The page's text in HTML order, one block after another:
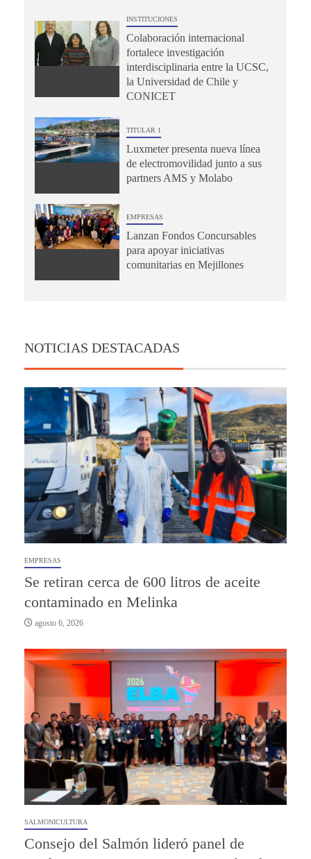
INSTITUCIONES
Colaboración internacional
fortalece investigación
interdisciplinaria entre la UCSC,
la Universidad de Chile y
CONICET
TITULAR 1
Luxmeter presenta nueva línea
de electromovilidad junto a sus
partners AMS y Molabo
EMPRESAS
Lanzan Fondos Concursables
para apoyar iniciativas
comunitarias en Mejillones
NOTICIAS DESTACADAS
EMPRESAS
Se retiran cerca de 600 litros de aceite
contaminado en Melinka
agosto 6, 2026
SALMONICULTURA
Consejo del Salmón lideró panel de